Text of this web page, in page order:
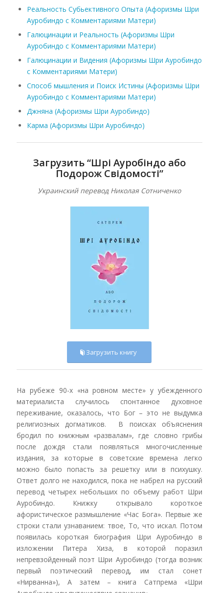
Реальность Субьективного Опыта (Афоризмы Шри
Ауробиндо с Комментариями Матери)
Галюцинации и Реальность (Афоризмы Шри
Ауробиндо с Комментариями Матери)
Галюцинации и Видения (Афоризмы Шри Ауробиндо
с Комментариями Матери)
Способ мышления и Поиск Истины (Афоризмы Шри
Ауробиндо с Комментариями Матери)
Джняна (Афоризмы Шри Ауробиндо)
Карма (Афоризмы Шри Ауробиндо)
Загрузить “Шрі Ауробіндо або
Подорож Свідомості”
Украинский перевод Николая Сотниченко
Загрузить книгу
На рубеже 90-х «на ровном месте» у убежденного
материалиста случилось спонтанное духовное
переживание, оказалось, что Бог – это не выдумка
религиозных догматиков. В поисках объяснения
бродил по книжным «развалам», где словно грибы
после дождя стали появляться многочисленные
издания, за которые в советские времена легко
можно было попасть за решетку или в психушку.
Ответ долго не находился, пока не набрел на русский
перевод четырех небольших по объему работ Шри
Ауробиндо. Книжку открывало короткое
афористическое размышление «Час Бога». Первые же
строки стали узнаванием: твое, То, что искал. Потом
появилась короткая биография Шри Ауробиндо в
изложении Питера Хиза, в которой поразил
непревзойденный поэт Шри Ауробиндо (тогда возник
первый поэтический перевод, им стал сонет
«Нирванна»), А затем – книга Сатпрема «Шри